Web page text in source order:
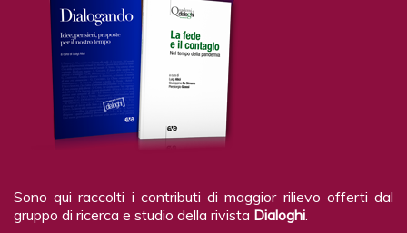
Sono qui raccolti i contributi di maggior rilievo offerti dal
gruppo di ricerca e studio della rivista Dialoghi